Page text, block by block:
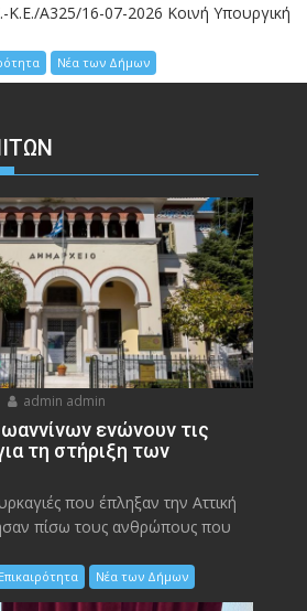
Κ.Ε./Α325/16-07-2026 Κοινή Υπουργική
Νέα των Δήμων
admin admin
ενώνουν τις
τη στήριξη των
που έπληξαν την Αττική
πίσω τους ανθρώπους που
Επικαιρότητα Νέα των Δήμων